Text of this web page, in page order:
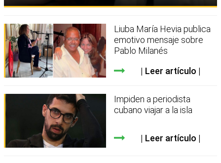
Liuba María Hevia publica
emotivo mensaje sobre
Pablo Milanés
Leer artículo
Impiden a periodista
cubano viajar a la isla
Leer artículo